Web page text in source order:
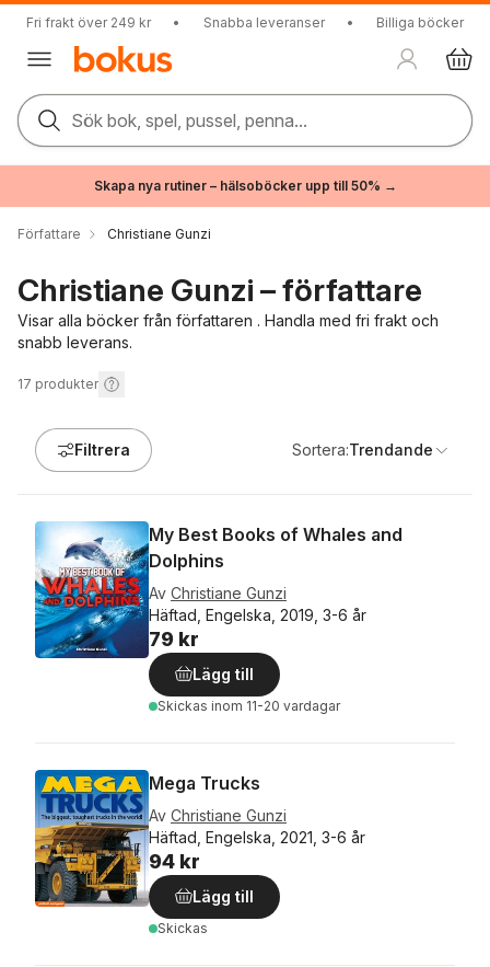
Fri frakt över 249 kr • Snabba leveranser • Billiga böcker
Sök bok, spel, pussel, penna...
Skapa nya rutiner – hälsoböcker upp till 50% →
Författare Christiane Gunzi
Christiane Gunzi – författare
Visar alla böcker från författaren . Handla med fri frakt och
snabb leverans.
17 produkter
Filtrera Sortera:Trendande
My Best Books of Whales and
Dolphins
Av Christiane Gunzi
Häftad, Engelska, 2019, 3-6 år
79 kr
Lägg till
Skickas inom 11-20 vardagar
Mega Trucks
Av Christiane Gunzi
Häftad, Engelska, 2021, 3-6 år
94 kr
Lägg till
Skickas